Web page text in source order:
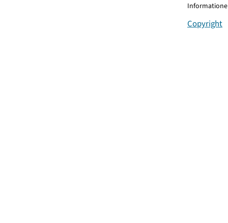
Copyright